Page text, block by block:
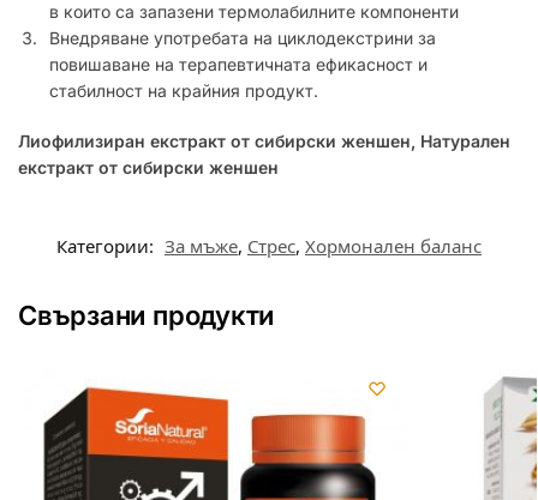
в които са запазени термолабилните компоненти
Внедряване употребата на циклодекстрини за
повишаване на терапевтичната ефикасност и
стабилност на крайния продукт.
Лиофилизиран екстракт от сибирски женшен, Натурален
екстракт от сибирски женшен
Категории: За мъже, Стрес, Хормонален баланс
Свързани продукти